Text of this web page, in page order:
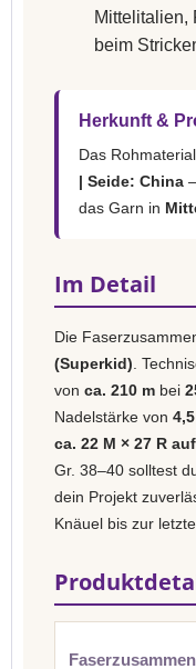
Mittelitalien,
beim
Herkunft &
Das
| Seide: China
das Garn in
Im Detail
Die
(Superkid) .
von ca. 210 m bei
Nadelstärke von
ca. 22 M × 27 R
Gr. 38–40 solltest
dein Projekt
Knäuel bis zur